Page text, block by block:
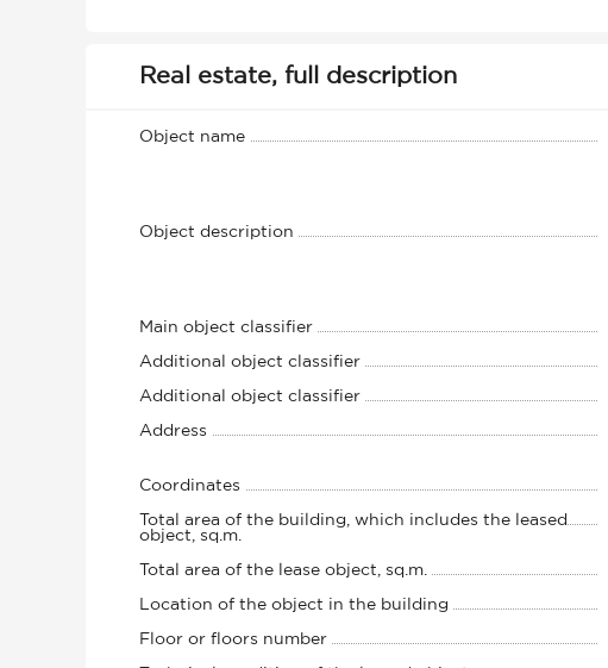
Real estate, full description
Object name
Object description
Main object classifier
Additional object classifier
Additional object classifier
Address
Coordinates
Total area of ​​the building, which includes the leased
object, sq.m.
Total area of the lease object, sq.m.
Location of the object in the building
Floor or floors number